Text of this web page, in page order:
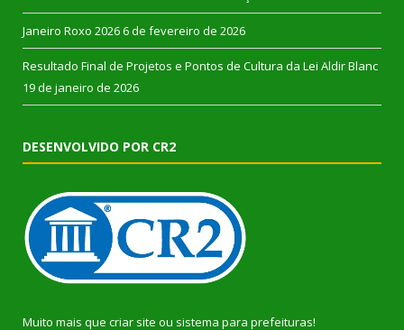
Janeiro Roxo 2026 6 de fevereiro de 2026
Resultado Final de Projetos e Pontos de Cultura da Lei Aldir Blanc
19 de janeiro de 2026
DESENVOLVIDO POR CR2
Muito mais que criar site ou sistema para prefeituras!